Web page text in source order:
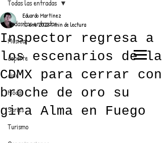
EL TRENDY TOP
CON EDDY MARTINEZ
Todas las entradas
Música
deporte
cine
Moda
Series
Turismo
Todas las entradas
Inspector regresa a
los escenarios de la
CDMX para cerrar con
broche de oro su
gira Alma en Fuego
Eduardo Martínez
10 ene 20231 min de lectura